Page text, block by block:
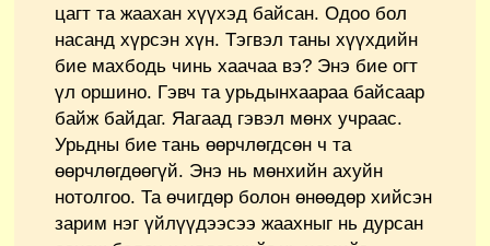
цагт та жаахан хүүхэд байсан. Одоо бол
насанд хүрсэн хүн. Тэгвэл таны хүүхдийн
бие махбодь чинь хаачаа вэ? Энэ бие огт
үл оршино. Гэвч та урьдынхаараа байсаар
байж байдаг. Яагаад гэвэл мөнх учраас.
Урьдны бие тань өөрчлөгдсөн ч та
өөрчлөгдөөгүй. Энэ нь мөнхийн ахуйн
нотолгоо. Та өчигдөр болон өнөөдөр хийсэн
зарим нэг үйлүүдээсээ жаахныг нь дурсан